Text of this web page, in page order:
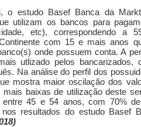
o estudo Basef Banca da
utilizam os bancos para
etc), correspondendo a
com 15 e mais anos
onde possuem conta. A
utlizado pelos bancarizados,
Na análise do perfil dos
mostra maior oscilação dos
baixas de utilização deste
45 e 54 anos, com 70%
resultados do estudo Basef